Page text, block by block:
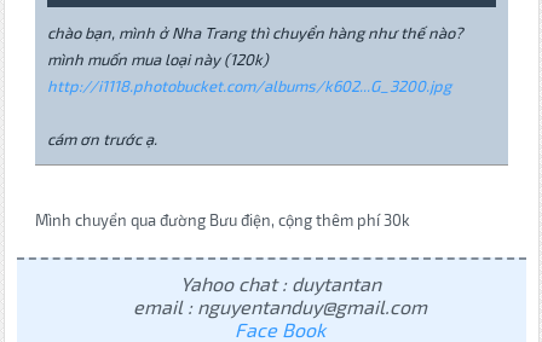
chào bạn, mình ở Nha Trang thì chuyển hàng như thế nào?
mình muốn mua loại này (120k)
http://i1118.photobucket.com/albums/k602...G_3200.jpg
cám ơn trước ạ.
Mình chuyển qua đường Bưu điện, cộng thêm phí 30k
Yahoo chat : duytantan
email : nguyentanduy@gmail.com
Face Book